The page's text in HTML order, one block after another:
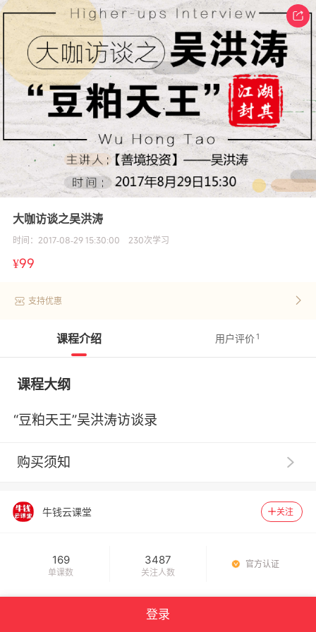
大咖访谈之吴洪涛
时间： 2017-08-29 15:30:00 230次学习
¥99
支持优惠
课程介绍 用户评价1
课程大纲
“豆粕天王”吴洪涛访谈录
购买须知
聊”）系提供技术支持的网络服务提供者，千聊平台内相
关商品的信息内容制作、发布等均由知识店铺独立完成，
【交易主体】请您了解，您在千聊平台购买的数字化
商品均系由商品页面上标示的知识店铺为您提供，千聊并
化商品的知识店铺建立合同关系，千聊不构成该合同关系
牛钱云课堂 关注
169
单课数
3487
关注人数
官方认证
没有更多了
登录